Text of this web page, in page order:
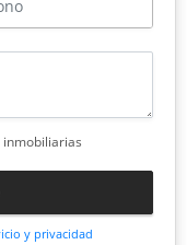
y privacidad